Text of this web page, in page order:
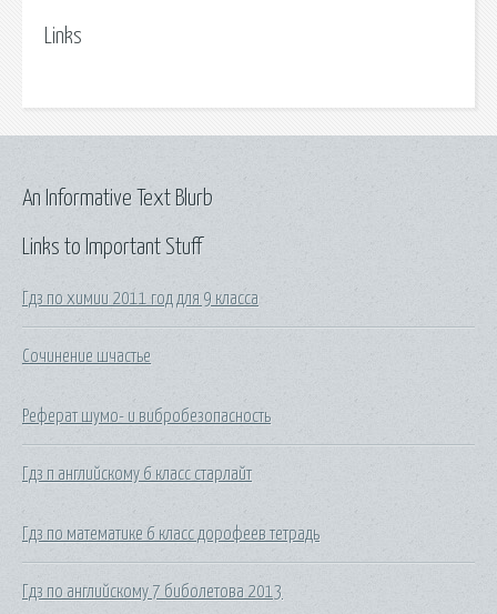
Links
Links to Important Stuff
Гдз по химии 2011 год для 9 класса
Сочинение шчастье
Реферат шумо- и вибробезопасность
Гдз п английскому 6 класс старлайт
Гдз по математике 6 класс дорофеев тетрадь
Гдз по английскому 7 биболетова 2013
An Informative Text Blurb